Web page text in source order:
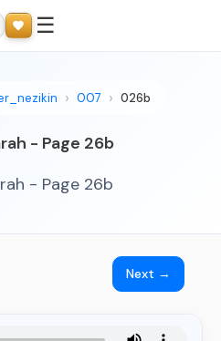
☰
007 026b
- Page 26b
- Page 26b
Next →